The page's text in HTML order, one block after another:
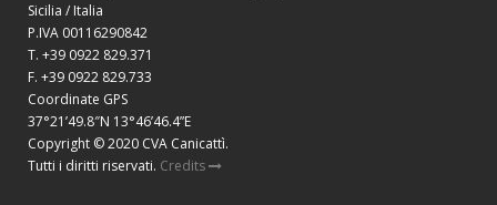
Sicilia / Italia
P.IVA 00116290842
T. +39 0922 829.371
F. +39 0922 829.733
Coordinate GPS
37°21’49.8″N 13°46’46.4”E
Copyright © 2020 CVA Canicattì.
Tutti i diritti riservati. Credits